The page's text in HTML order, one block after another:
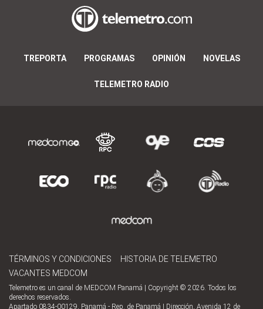
TREPORTA PROGRAMAS OPINIÓN NOVELAS
TELEMETRO RADIO
TÉRMINOS Y CONDICIONES
HISTORIA DE TELEMETRO
VACANTES MEDCOM
Telemetro es un canal de MEDCOM Panamá | Copyright © 2026. Todos los
derechos reservados.
Apartado 0834-00129, Panamá - Rep. de Panamá | Dirección, Avenida 12 de